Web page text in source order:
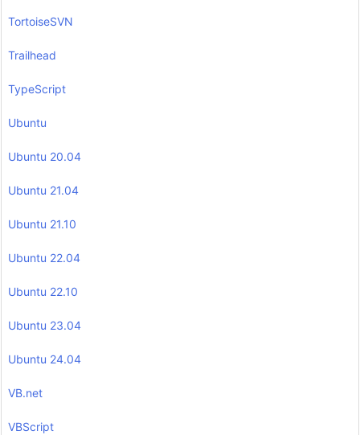
TortoiseSVN
Trailhead
TypeScript
Ubuntu
Ubuntu 20.04
Ubuntu 21.04
Ubuntu 21.10
Ubuntu 22.04
Ubuntu 22.10
Ubuntu 23.04
Ubuntu 24.04
VB.net
VBScript